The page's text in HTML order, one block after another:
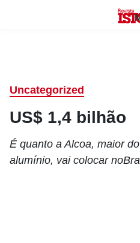
Uncategorized
US$ 1,4 bilhão
É quanto a Alcoa, maior
alumínio, vai colocar